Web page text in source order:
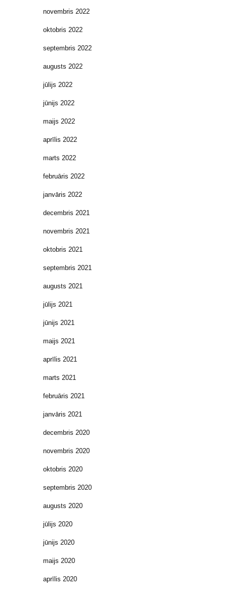
novembris 2022
oktobris 2022
septembris 2022
augusts 2022
jūlijs 2022
jūnijs 2022
maijs 2022
aprīlis 2022
marts 2022
februāris 2022
janvāris 2022
decembris 2021
novembris 2021
oktobris 2021
septembris 2021
augusts 2021
jūlijs 2021
jūnijs 2021
maijs 2021
aprīlis 2021
marts 2021
februāris 2021
janvāris 2021
decembris 2020
novembris 2020
oktobris 2020
septembris 2020
augusts 2020
jūlijs 2020
jūnijs 2020
maijs 2020
aprīlis 2020